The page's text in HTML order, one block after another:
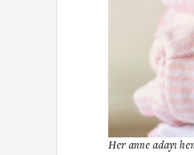
Her anne adayı